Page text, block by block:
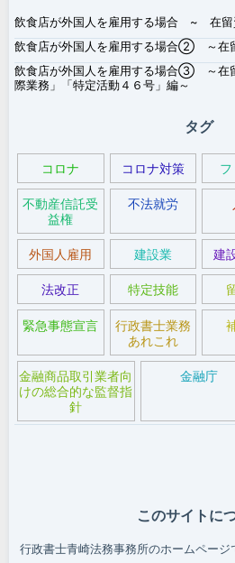
飲食店が外国人を雇用する場合 ~ 在
飲食店が外国人を雇用する場合② ～在
飲食店が外国人を雇用する場合③ ～在
際業務」「特定活動４６号」編～
タグ
コロナ コロナ対策 フ
不動産信託受
益権
不法就労
外国人雇用 建設業 建
法改正 特定技能
緊急事態宣言
行政書士業務
あれこれ
金融商品取引業者向
けの総合的な監督指
針
金融庁
このサイトに
行政書士青崎法務事務所のホームページ